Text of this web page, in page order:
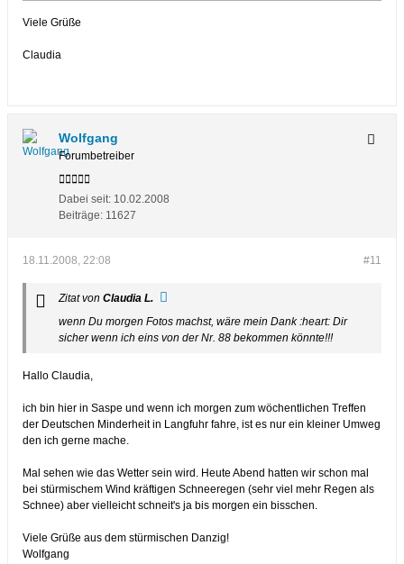
Viele Grüße
Claudia
Wolfgang
Forumbetreiber
Dabei seit: 10.02.2008
Beiträge: 11627
#11
18.11.2008, 22:08
Zitat von Claudia L.
wenn Du morgen Fotos machst, wäre mein Dank :heart: Dir
sicher wenn ich eins von der Nr. 88 bekommen könnte!!!
Hallo Claudia,
ich bin hier in Saspe und wenn ich morgen zum wöchentlichen Treffen
der Deutschen Minderheit in Langfuhr fahre, ist es nur ein kleiner Umweg
den ich gerne mache.
Mal sehen wie das Wetter sein wird. Heute Abend hatten wir schon mal
bei stürmischem Wind kräftigen Schneeregen (sehr viel mehr Regen als
Schnee) aber vielleicht schneit's ja bis morgen ein bisschen.
Viele Grüße aus dem stürmischen Danzig!
Wolfgang